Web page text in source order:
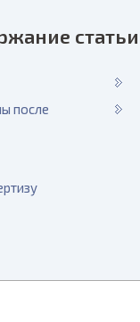
статьи
после